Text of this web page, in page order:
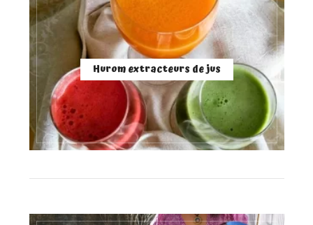
Hurom extracteurs de jus